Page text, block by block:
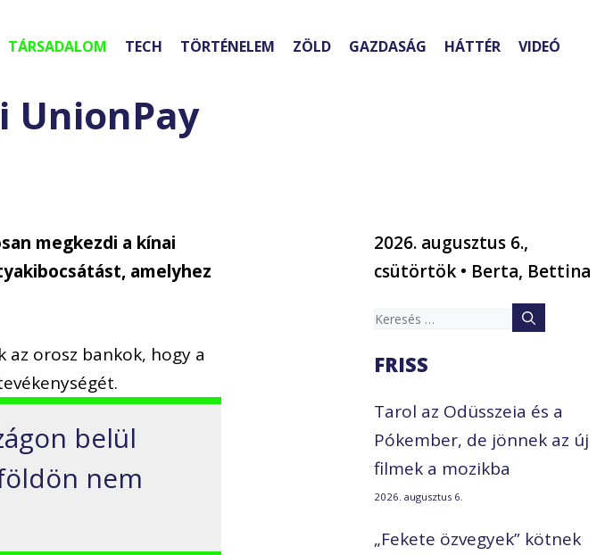
TÁRSADALOM TECH TÖRTÉNELEM ZÖLD GAZDASÁG HÁTTÉR VIDEÓ
UnionPay
megkezdi a kínai
amelyhez
orosz bankok, hogy a
belül
nem
2026. augusztus 6.,
csütörtök • Berta, Bettina
Keresés:
FRISS
Tarol az Odüsszeia és a
Pókember, de jönnek az új
filmek a mozikba
2026. augusztus 6.
„Fekete özvegyek” kötnek